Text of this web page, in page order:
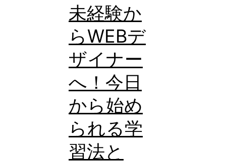
作
り
方！
未経験か
らWEBデ
ザイナー
へ！今日
から始め
られる学
習法と